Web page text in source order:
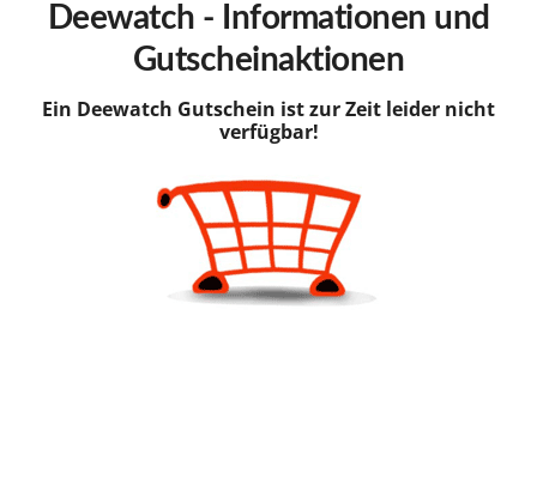
Deewatch - Informationen und
Gutscheinaktionen
Ein Deewatch Gutschein ist zur Zeit leider nicht
verfügbar!